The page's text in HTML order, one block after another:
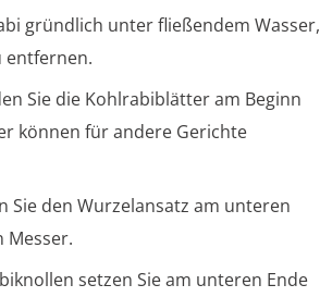
gründlich unter fließendem Wasser,
entfernen.
Sie die Kohlrabiblätter am Beginn
können für andere Gerichte
Sie den Wurzelansatz am unteren
Messer.
setzen Sie am unteren Ende